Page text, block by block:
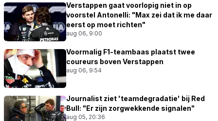
Verstappen gaat voorlopig niet in op
voorstel Antonelli: "Max zei dat ik me daar
eerst op moet richten"
aug 06, 9:00
Voormalig F1-teambaas plaatst twee
coureurs boven Verstappen
aug 06, 9:54
Journalist ziet 'teamdegradatie' bij Red
Bull: "Er zijn zorgwekkende signalen"
aug 05, 20:36